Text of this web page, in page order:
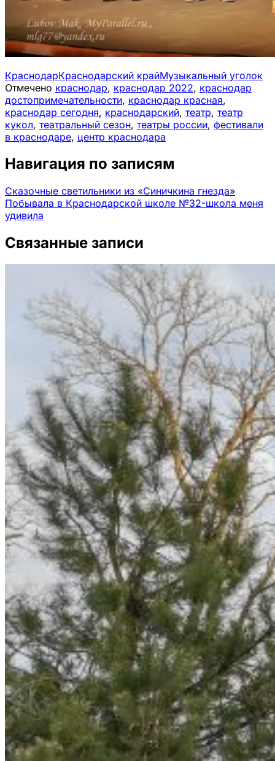
КраснодарКраснодарский крайМузыкальный уголок
Отмечено краснодар, краснодар 2022, краснодар
достопримечательности, краснодар красная,
краснодар сегодня, краснодарский, театр, театр
кукол, театральный сезон, театры россии, фестивали
в краснодаре, центр краснодара
Навигация по записям
Сказочные светильники из «Синичкина гнезда»
Побывала в Краснодарской школе №32-школа меня
удивила
Связанные записи